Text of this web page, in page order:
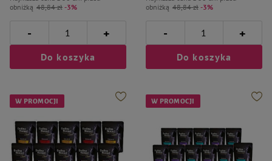
obniżką 48,84 zł -3%
- +
Do koszyka
obniżką 48,84 zł -3%
- +
Do koszyka
W PROMOCJI W PROMOCJI